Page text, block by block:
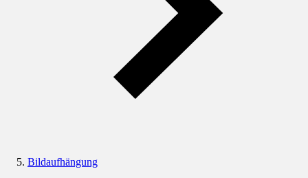
Bildaufhängung